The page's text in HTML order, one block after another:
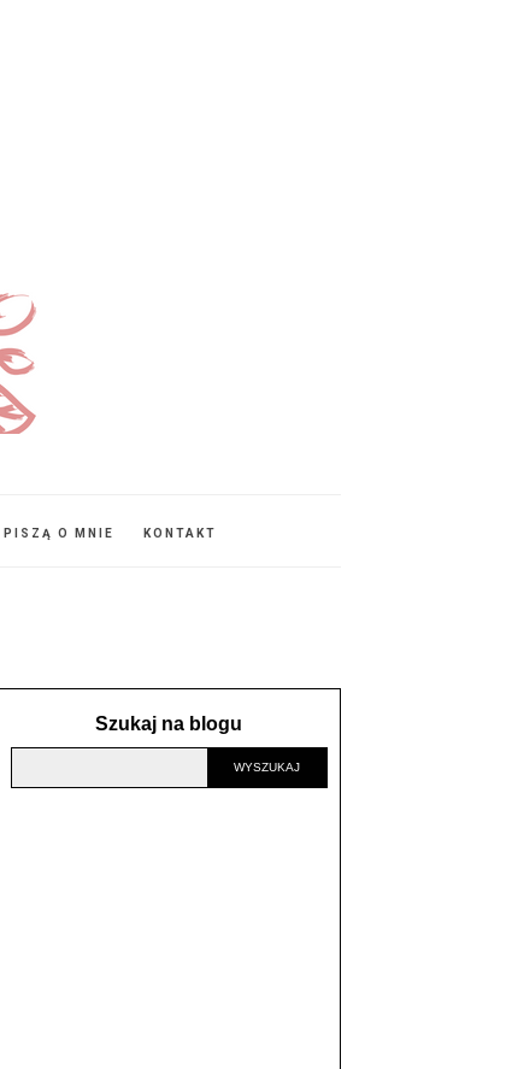
PISZĄ O MNIE KONTAKT
Szukaj na blogu